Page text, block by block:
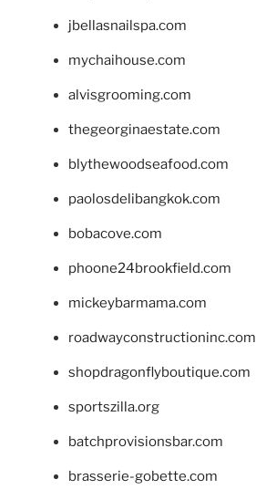
jbellasnailspa.com
mychaihouse.com
alvisgrooming.com
thegeorginaestate.com
blythewoodseafood.com
paolosdelibangkok.com
bobacove.com
phoone24brookfield.com
mickeybarmama.com
roadwayconstructioninc.com
shopdragonflyboutique.com
sportszilla.org
batchprovisionsbar.com
brasserie-gobette.com